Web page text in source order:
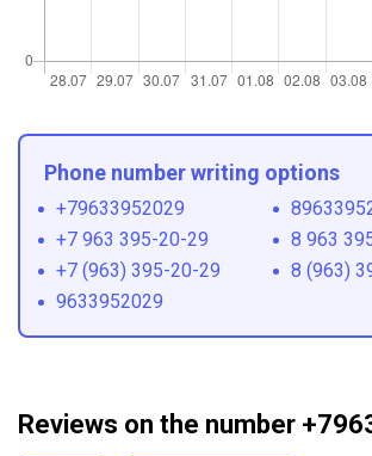
Phone number writing options
+79633952029
+7 963 395-20-29
8 963
+7 (963) 395-20-29
8 (963)
9633952029
Reviews on the number